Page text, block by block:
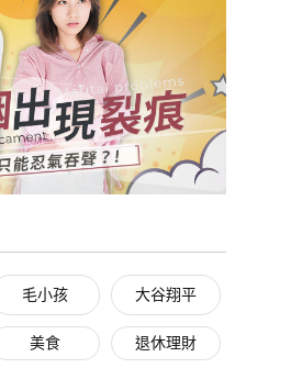
毛小孩 大谷翔平
美食 退休理財